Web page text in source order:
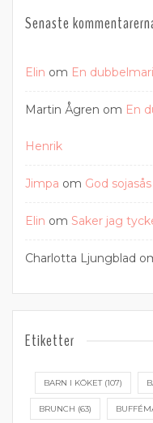
Senaste
Elin om En
Martin Ågren om En
Henrik
Jimpa om God
Elin om Saker jag
Charlotta Ljungblad
Etiketter
BARN I KÖKET(107)
BRUNCH (63)